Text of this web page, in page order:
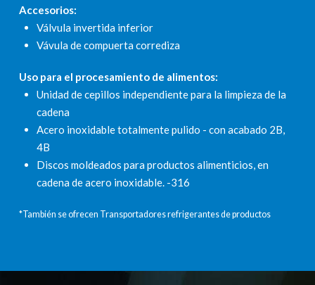
Accesorios:
Válvula invertida inferior
Vávula de compuerta corrediza
Uso para el procesamiento de alimentos:
Unidad de cepillos independiente para la limpieza de la
cadena
Acero inoxidable totalmente pulido - con acabado 2B,
4B
Discos moldeados para productos alimenticios, en
cadena de acero inoxidable. -316
*También se ofrecen Transportadores refrigerantes de productos